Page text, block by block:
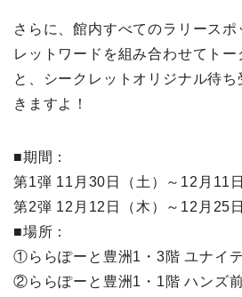
さらに、館内すべてのラリースポ
レットワードを組み合わせてトー
と、シークレットオリジナル待
きますよ！
■期間：
第1弾 11月30日（土）～12月11日
第2弾 12月12日（木）～12月25日
■場所：
①ららぽーと豊洲1・3階 ユナイ
②ららぽーと豊洲1・1階 ハンズ